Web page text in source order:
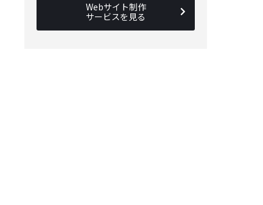
Webサイト制作
サービスを見る